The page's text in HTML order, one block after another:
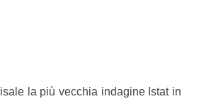
la più vecchia indagine Istat in